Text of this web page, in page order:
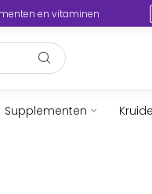
en vitaminen
Supplementen